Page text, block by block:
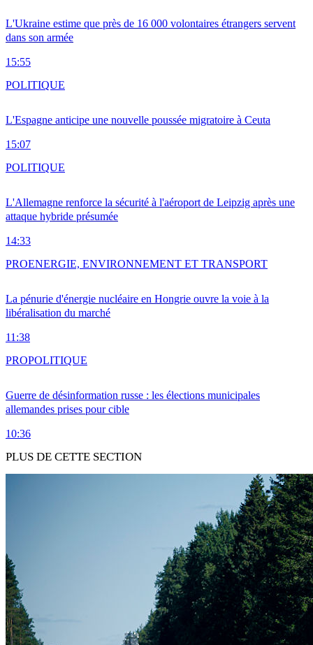
L'Ukraine estime que près de 16 000 volontaires étrangers servent
dans son armée
15:55
L'Espagne anticipe une nouvelle poussée migratoire à Ceuta
15:07
POLITIQUE
L'Allemagne renforce la sécurité à l'aéroport de Leipzig après une
attaque hybride présumée
14:33
POLITIQUE
La pénurie d'énergie nucléaire en Hongrie ouvre la voie à la
libéralisation du marché
11:38
PROENERGIE, ENVIRONNEMENT ET TRANSPORT
Guerre de désinformation russe : les élections municipales
allemandes prises pour cible
10:36
PROPOLITIQUE
PLUS DE CETTE SECTION